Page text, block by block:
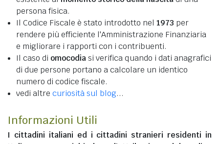
persona fisica.
Il Codice Fiscale è stato introdotto nel 1973 per
rendere più efficiente l'Amministrazione Finanziaria
e migliorare i rapporti con i contribuenti.
Il caso di omocodiasi verifica quando i dati anagrafici
di due persone portano a calcolare un identico
numero di codice fiscale.
vedi altre curiosità sul blog...
Informazioni Utili
I cittadini italiani ed i cittadini stranieri residenti in